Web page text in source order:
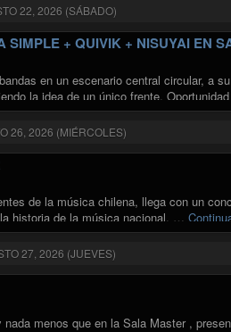
22, 2026 (SÁBADO)
+ QUIVIK + NISUYAI EN
en un escenario central circular, a
la idea de un único frente.
26, 2026 (MIÉRCOLES)
de la música chilena, llega con un
historia de la música nacional. …
27, 2026 (JUEVES)
menos que en la Sala Master ,